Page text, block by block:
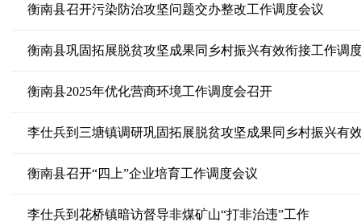
衡南县召开污染防治攻坚问题交办整改工作调度会议
衡南县巩固拓展脱贫攻坚成果同乡村振兴有效衔接工作调
衡南县2025年优化营商环境工作调度会召开
李仕兵到三塘镇调研巩固拓展脱贫攻坚成果同乡村振兴有
衡南县召开“四上”企业培育工作调度会议
李仕兵到花桥镇暗访督导非煤矿山“打非治违”工作